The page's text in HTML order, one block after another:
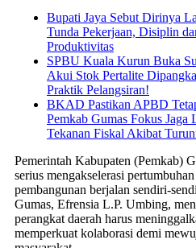
Bupati Jaya Sebut Dirinya
Tunda Pekerjaan, Disiplin
Produktivitas
SPBU Kuala Kurun Buka
Akui Stok Pertalite
Praktik Pelangsiran!
BKAD Pastikan APBD
Pemkab Gumas Fokus Jaga
Tekanan Fiskal Akibat
Pemerintah Kabupaten (Pemkab)
serius mengakselerasi
pembangunan berjalan sendiri-
Gumas, Efrensia L.P. Umbing,
perangkat daerah harus
memperkuat kolaborasi demi